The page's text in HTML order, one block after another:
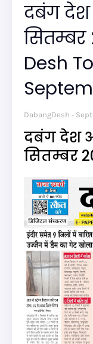
दबंग देश
Desh
DabangDesh
दबंग देश
सितम्बर